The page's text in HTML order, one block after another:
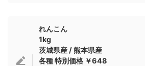
れんこん
1kg
茨城県産 / 熊本県産
各種 特別価格 ￥648